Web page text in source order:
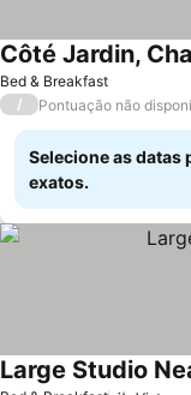
Bed & Breakfast
Côté Jardin,
/ Pontuação não
Selecione as datas
exatos.
Large Studio